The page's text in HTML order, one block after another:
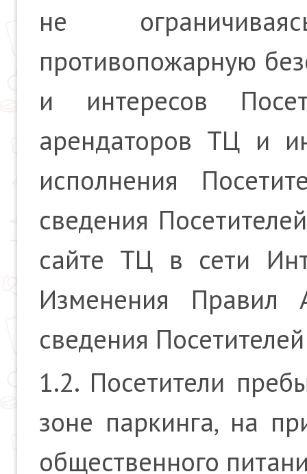
не
противопожарную
и интересов
арендаторов ТЦ и
исполнения
сведения
сайте ТЦ в сети
Изменения Правил
сведения
1.2. Посетители
зоне паркинга, на
общественного